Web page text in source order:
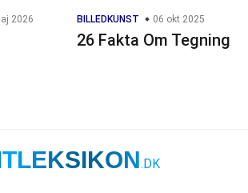
2026 BILLEDKUNST 06 okt 2025
26 Fakta Om Tegning
.DK